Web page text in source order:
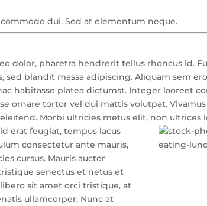
dui. Sed at elementum neque.
dolor, pharetra hendrerit tellus rhoncus id.
blandit massa adipiscing. Aliquam sem
habitasse platea dictumst. Integer laoreet
ornare tortor vel dui mattis volutpat.
Morbi ultricies metus elit, non ultrices
erat feugiat, tempus lacus
consectetur ante mauris,
cursus. Mauris auctor
senectus et netus et
sit amet orci tristique, at
ullamcorper. Nunc at